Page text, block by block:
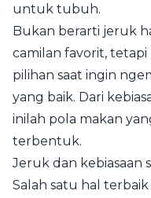
untuk tubuh.
Bukan berarti jeruk
camilan favorit, tetapi
pilihan saat ingin
yang baik. Dari
inilah pola makan
terbentuk.
Jeruk dan kebiasaan
Salah satu hal